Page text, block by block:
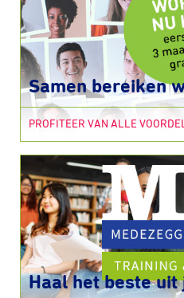
Samen bereiken
PROFITEER VAN ALLE
Haal het beste uit